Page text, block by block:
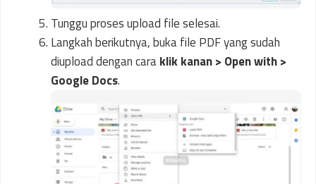
Tunggu proses upload file selesai.
Langkah berikutnya, buka file PDF yang sudah
diupload dengan caraklikkanan > Open with >
Google Docs.